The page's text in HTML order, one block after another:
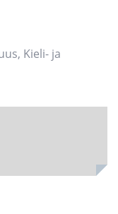
, Kieli- ja